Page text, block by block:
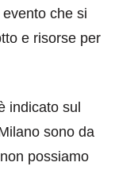
che si
e risorse per
indicato sul
sono da
possiamo